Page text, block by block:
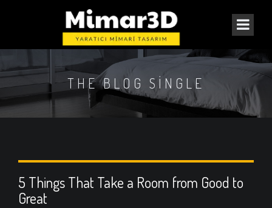
THE BLOG SINGLE
5 Things That Take a Room from Good to
Great